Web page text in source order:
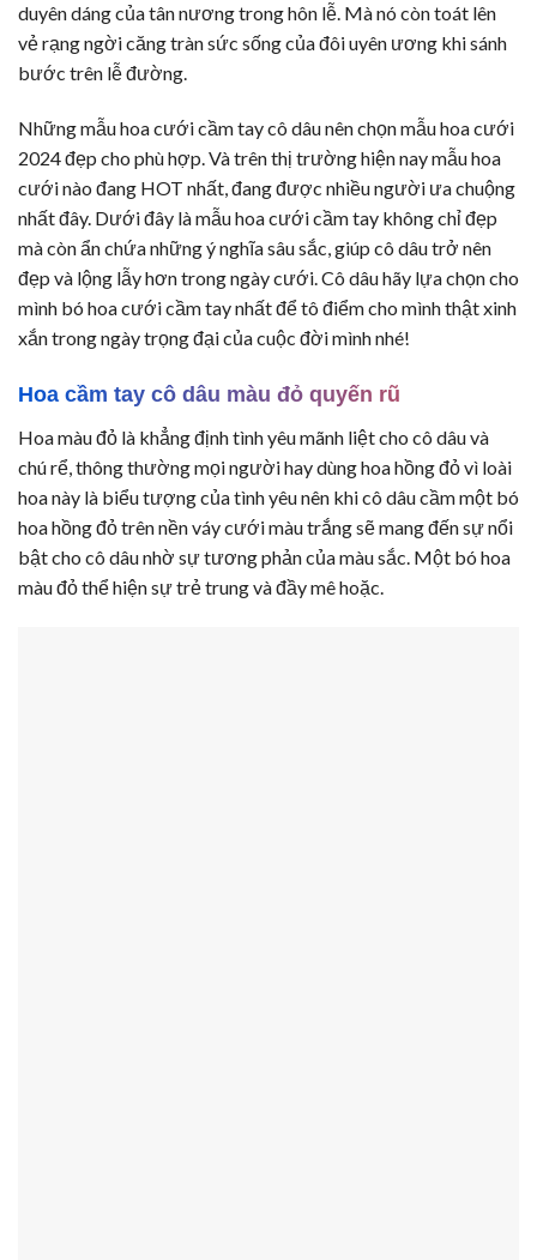
duyên dáng của tân nương trong hôn lễ. Mà nó còn toát lên
vẻ rạng ngời căng tràn sức sống của đôi uyên ương khi sánh
bước trên lễ đường.
Những mẫu hoa cưới cầm tay cô dâu nên chọn mẫu hoa cưới
2024 đẹp cho phù hợp. Và trên thị trường hiện nay mẫu hoa
cưới nào đang HOT nhất, đang được nhiều người ưa chuộng
nhất đây. Dưới đây là mẫu hoa cưới cầm tay không chỉ đẹp
mà còn ẩn chứa những ý nghĩa sâu sắc, giúp cô dâu trở nên
đẹp và lộng lẫy hơn trong ngày cưới. Cô dâu hãy lựa chọn cho
mình bó hoa cưới cầm tay nhất để tô điểm cho mình thật xinh
xắn trong ngày trọng đại của cuộc đời mình nhé!
Hoa cầm tay cô dâu màu đỏ quyến rũ
Hoa màu đỏ là khẳng định tình yêu mãnh liệt cho cô dâu và
chú rể, thông thường mọi người hay dùng hoa hồng đỏ vì loài
hoa này là biểu tượng của tình yêu nên khi cô dâu cầm một bó
hoa hồng đỏ trên nền váy cưới màu trắng sẽ mang đến sự nổi
bật cho cô dâu nhờ sự tương phản của màu sắc. Một bó hoa
màu đỏ thể hiện sự trẻ trung và đầy mê hoặc.